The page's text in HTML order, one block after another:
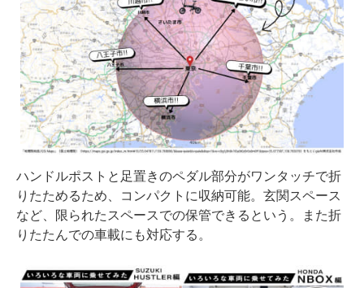
ハンドルポストと足置きのペダル部分がワンタッチで折
りたためるため、コンパクトに収納可能。玄関スペース
など、限られたスペースでの保管できるという。また折
りたたんでの車載にも対応する。